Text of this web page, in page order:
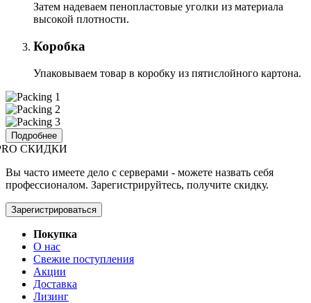
Затем надеваем пенопластовые уголки из материала
высокой плотности.
Коробка
Упаковываем товар в коробку из пятислойного картона.
Подробнее
СКИДКИ
Вы часто имеете дело с серверами - можете назвать себя
профессионалом. Зарегистрируйтесь, получите скидку.
Зарегистрироваться
Покупка
О нас
Свежие поступления
Акции
Доставка
Лизинг